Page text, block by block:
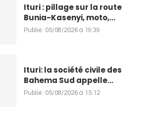
Ituri : pillage sur la route
Bunia-Kasenyi, moto,...
Publié: 05/08/2026 à 19:39
Ituri: la société civile des
Bahema Sud appelle...
Publié: 05/08/2026 à 15:12